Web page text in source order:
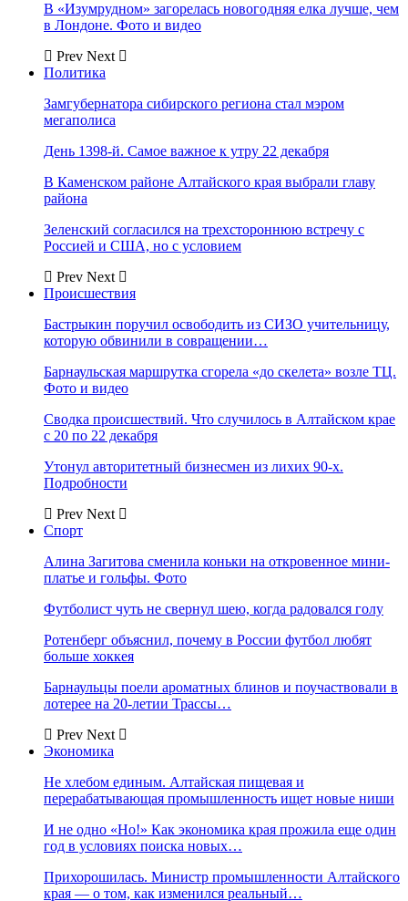
В «Изумрудном» загорелась новогодняя елка лучше, чем
в Лондоне. Фото и видео
Prev Next
Политика
Замгубернатора сибирского региона стал мэром
мегаполиса
День 1398-й. Самое важное к утру 22 декабря
В Каменском районе Алтайского края выбрали главу
района
Зеленский согласился на трехстороннюю встречу с
Россией и США, но с условием
Prev Next
Происшествия
Бастрыкин поручил освободить из СИЗО учительницу,
которую обвинили в совращении…
Барнаульская маршрутка сгорела «до скелета» возле ТЦ.
Фото и видео
Сводка происшествий. Что случилось в Алтайском крае
с 20 по 22 декабря
Утонул авторитетный бизнесмен из лихих 90-х.
Подробности
Prev Next
Спорт
Алина Загитова сменила коньки на откровенное мини-
платье и гольфы. Фото
Футболист чуть не свернул шею, когда радовался голу
Ротенберг объяснил, почему в России футбол любят
больше хоккея
Барнаульцы поели ароматных блинов и поучаствовали в
лотерее на 20-летии Трассы…
Prev Next
Экономика
Не хлебом единым. Алтайская пищевая и
перерабатывающая промышленность ищет новые ниши
И не одно «Но!» Как экономика края прожила еще один
год в условиях поиска новых…
Прихорошилась. Министр промышленности Алтайского
края — о том, как изменился реальный…